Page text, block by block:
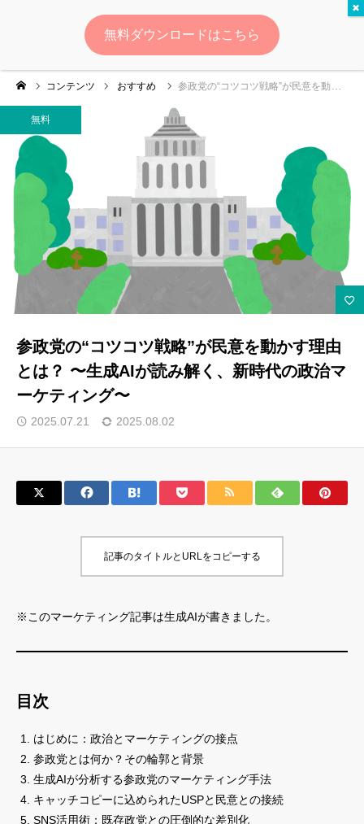
無料
コンテンツ おすすめ 参政党の“コツコツ戦略”が民意を動かす理由とは？ 〜生成AIが読み解く、新時代の政治マーケティング〜
無料
参政党の“コツコツ戦略”が民意を動かす理由
とは？ 〜生成AIが読み解く、新時代の政治マ
ーケティング〜
2025.07.21 2025.08.02
記事のタイトルとURLをコピーする
※このマーケティング記事は生成AIが書きました。
目次
はじめに：政治とマーケティングの接点
参政党とは何か？その輪郭と背景
生成AIが分析する参政党のマーケティング手法
キャッチコピーに込められたUSPと民意との接続
SNS活用術：既存政党との圧倒的な差別化
ログイン 会員登録
ゆいマーケとは？
実績・お客様の声
無料診断
イベント・セミナー情報
コンテンツ
LINEお友達登録
スポンサー登録
サロン会員登録
特定商取引法 運営会社
マーケティング用語集
LINE公式
無料ダウンロードはこちら